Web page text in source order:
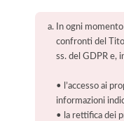
In ogni
confronti del
ss. del GDPR e,
• l’accesso ai
informazioni
• la rettifica dei